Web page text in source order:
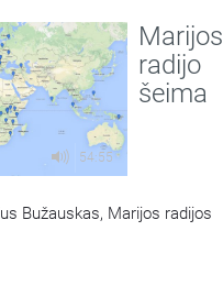
direktorius kun. Saulius
54:55
Marijos
radijo
šeima
Bužauskas, Marijos radijos